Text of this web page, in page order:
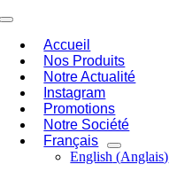
Passer
contenu
Toggle
NavigationAccueil
Nos Produits
Notre Actualité
Instagram
Promotions
Notre Société
Français
English (Anglais)